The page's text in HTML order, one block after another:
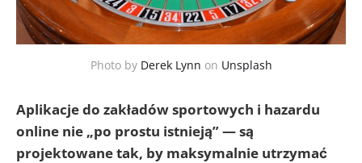
Photo by Derek Lynn on Unsplash
Aplikacje do zakładów sportowych i hazardu
online nie „po prostu istnieją” — są
projektowane tak, by maksymalnie utrzymać